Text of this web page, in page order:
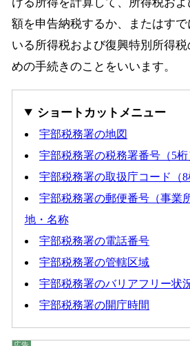
額を申告納税するか、またはす
いる所得税および復興特別所得
めの手続きのことをいいます。
ショートカットメニュー
宇部税務署の地図
宇部税務署の税務署番号（5桁
宇部税務署の取扱庁コード（8
宇部税務署の郵便番号（事業
地・名称
宇部税務署の電話番号
宇部税務署の管轄区域
宇部税務署のバリアフリー状
宇部税務署の開庁時間